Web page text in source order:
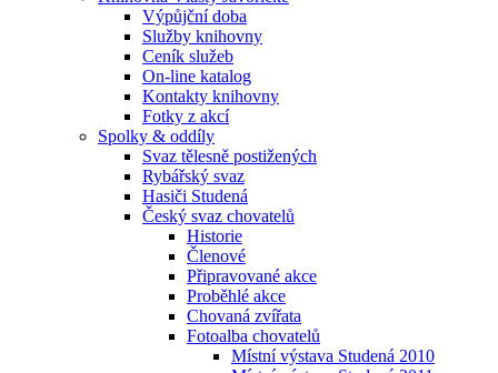
Výpůjční doba
Služby knihovny
Ceník služeb
On-line katalog
Kontakty knihovny
Fotky z akcí
Spolky & oddíly
Svaz tělesně postižených
Rybářský svaz
Hasiči Studená
Český svaz chovatelů
Historie
Členové
Připravované akce
Proběhlé akce
Chovaná zvířata
Fotoalba chovatelů
Místní výstava Studená 2010